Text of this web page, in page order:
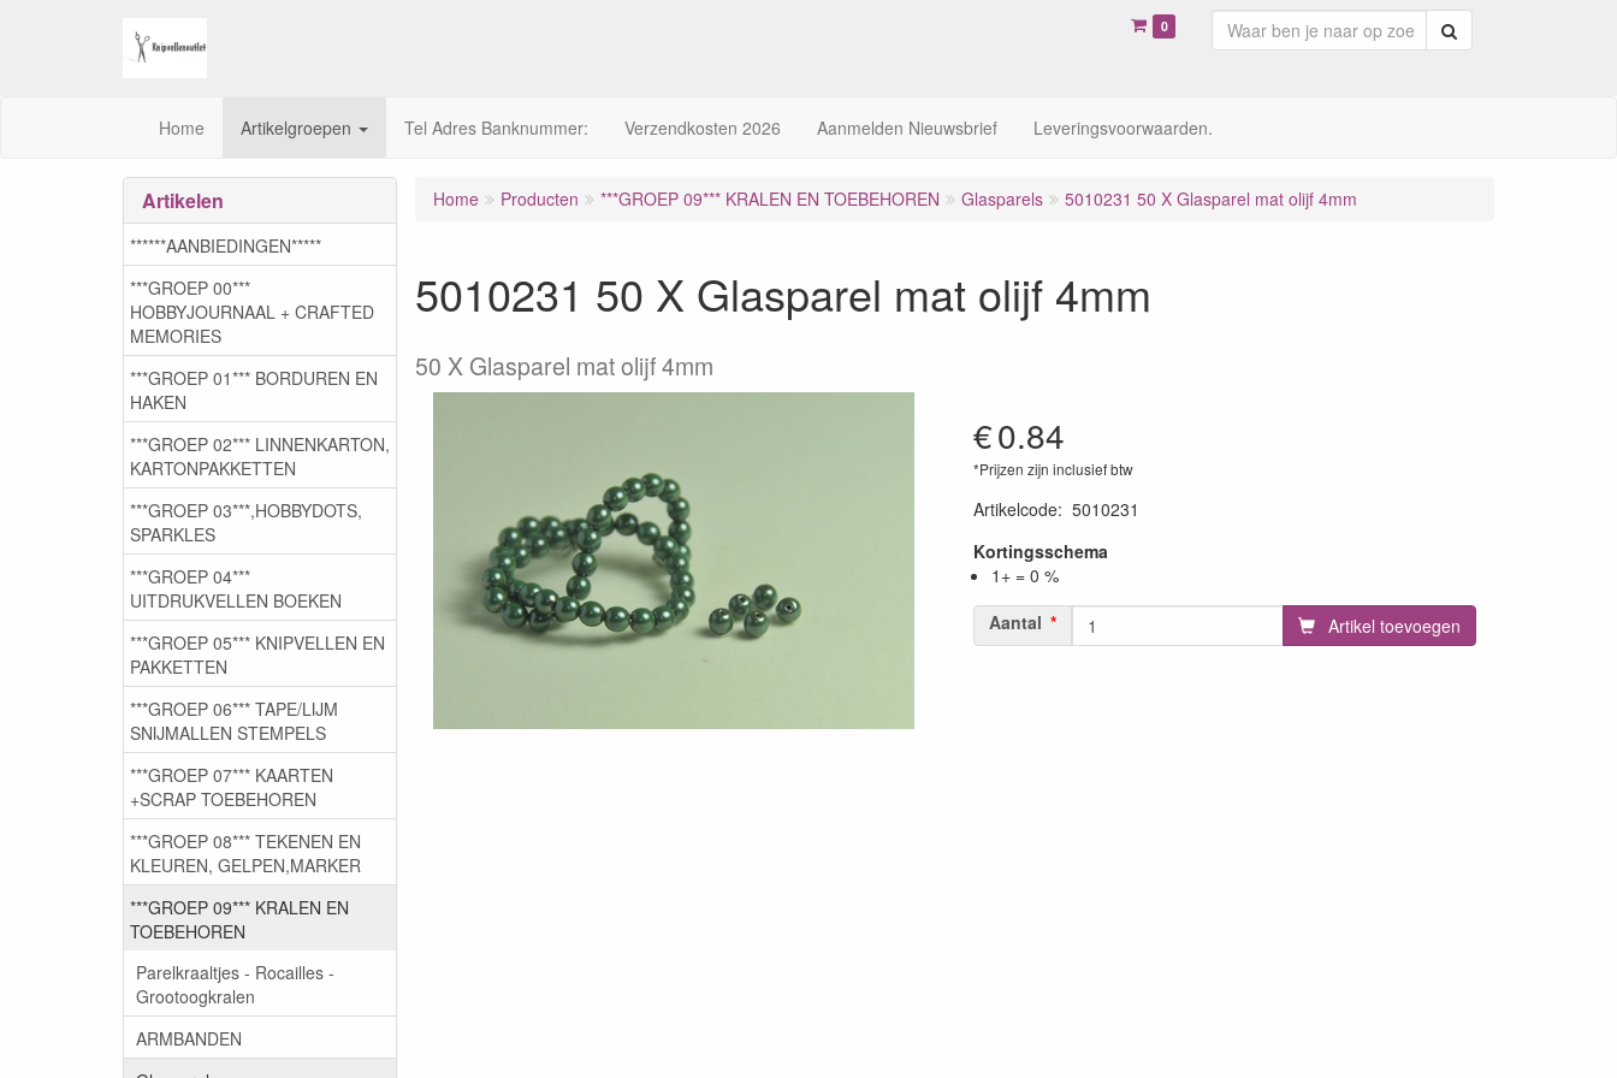
0
Home Artikelgroepen Tel Adres Banknummer: Verzendkosten 2026 Aanmelden Nieuwsbrief Leveringsvoorwaarden.
Home Producten ***GROEP 09*** KRALEN EN TOEBEHOREN Glasparels 5010231 50 X Glasparel mat olijf 4mm
5010231 50 X Glasparel mat olijf 4mm
50 X Glasparel mat olijf 4mm
€0.84
*Prijzen zijn inclusief btw
Artikelcode: 5010231
Kortingsschema
1+ = 0 %
Aantal
Artikel toevoegen
Artikelen
******AANBIEDINGEN*****
***GROEP 00***
HOBBYJOURNAAL + CRAFTED
MEMORIES
***GROEP 01*** BORDUREN EN
HAKEN
***GROEP 02*** LINNENKARTON,
KARTONPAKKETTEN
***GROEP 03***,HOBBYDOTS,
SPARKLES
***GROEP 04***
UITDRUKVELLEN BOEKEN
***GROEP 05*** KNIPVELLEN EN
PAKKETTEN
***GROEP 06*** TAPE/LIJM
SNIJMALLEN STEMPELS
***GROEP 07*** KAARTEN
+SCRAP TOEBEHOREN
***GROEP 08*** TEKENEN EN
KLEUREN, GELPEN,MARKER
***GROEP 09*** KRALEN EN
TOEBEHOREN
Parelkraaltjes - Rocailles -
Grootoogkralen
ARMBANDEN